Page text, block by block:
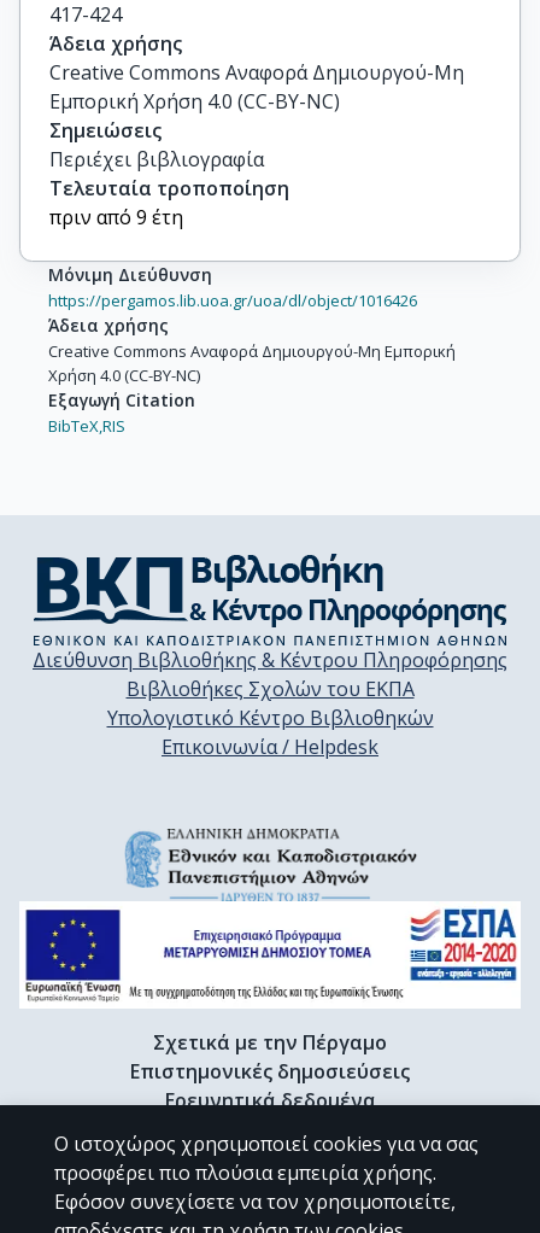
417-424
Άδεια χρήσης
Creative Commons Αναφορά Δημιουργού-Μη
Εμπορική Χρήση 4.0 (CC-BY-NC)
Σημειώσεις
Περιέχει βιβλιογραφία
Τελευταία τροποποίηση
πριν από 9 έτη
Μόνιμη Διεύθυνση
https://pergamos.lib.uoa.gr/uoa/dl/object/1016426
Άδεια χρήσης
Creative Commons Αναφορά Δημιουργού-Μη Εμπορική
Χρήση 4.0 (CC-BY-NC)
Εξαγωγή Citation
BibTeX,RIS
Διεύθυνση Βιβλιοθήκης & Κέντρου Πληροφόρησης
Βιβλιοθήκες Σχολών του ΕΚΠΑ
Υπολογιστικό Κέντρο Βιβλιοθηκών
Επικοινωνία / Helpdesk
Σχετικά με την Πέργαμο
Επιστημονικές δημοσιεύσεις
Ερευνητικά δεδομένα
Διδακτορικές διατριβές & Γκρίζα βιβλιογραφία
Προφίλ Ερευνητή
Ο ιστοχώρος χρησιμοποιεί cookies για να σας
προσφέρει πιο πλούσια εμπειρία χρήσης.
Εφόσον συνεχίσετε να τον χρησιμοποιείτε,